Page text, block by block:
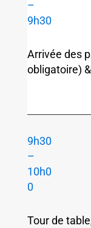
–
9h30
Arrivée des
obligatoire)
9h30
–
10h0
0
Tour de